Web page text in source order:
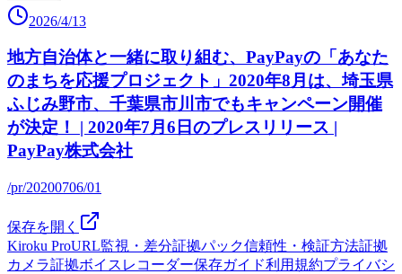
2026/4/13
地方自治体と一緒に取り組む、PayPayの「あなた
のまちを応援プロジェクト」2020年8月は、埼玉県
ふじみ野市、千葉県市川市でもキャンペーン開催
が決定！ | 2020年7月6日のプレスリリース |
PayPay株式会社
/pr/20200706/01
保存を開く
Kiroku ProURL監視・差分証拠パック信頼性・検証方法証拠
カメラ証拠ボイスレコーダー保存ガイド利用規約プライバシ